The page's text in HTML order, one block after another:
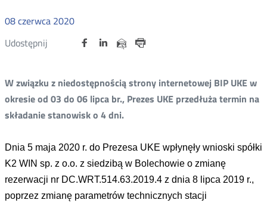
08czerwca 2020
Udostępnij
Udostępnij
Otwórz Udostępnij
na
OtwórzUdostępnij
na
OtwórzUdostępnij
przez
W związku z niedostępnością strony internetowej BIP UKE w
okresie od 03 do 06 lipca br., Prezes UKE przedłuża termin na
składanie stanowisk o 4 dni.
Dnia 5 maja 2020 r. do Prezesa UKE wpłynęły wnioski spółki
K2 WIN sp. z o.o. z siedzibą w Bolechowie o zmianę
rezerwacji nr DC.WRT.514.63.2019.4 z dnia 8 lipca 2019 r.,
poprzez zmianę parametrów technicznych stacji